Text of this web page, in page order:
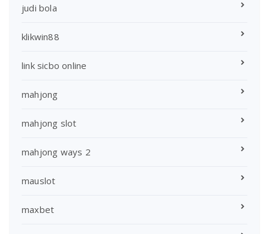
judi bola
klikwin88
link sicbo online
mahjong
mahjong slot
mahjong ways 2
mauslot
maxbet